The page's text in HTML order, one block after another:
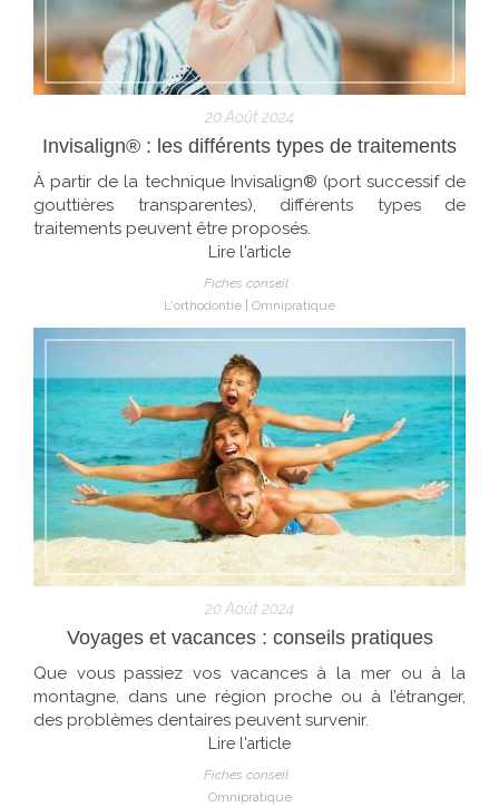
20 Août 2024
Invisalign® : les différents types de traitements
À partir de la technique Invisalign® (port successif de
gouttières transparentes), différents types de
traitements peuvent être proposés.
Lire l'article
Fiches conseil
L'orthodontie
Omnipratique
20 Août 2024
Voyages et vacances : conseils pratiques
Que vous passiez vos vacances à la mer ou à la
montagne, dans une région proche ou à l’étranger,
des problèmes dentaires peuvent survenir.
Lire l'article
Fiches conseil
Omnipratique